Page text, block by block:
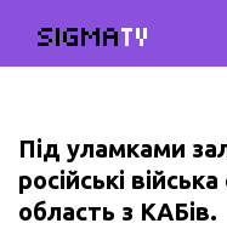
SIGMATV
Під уламками
російські
область з КАБів.